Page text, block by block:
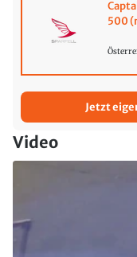
500
Jetzt
Video